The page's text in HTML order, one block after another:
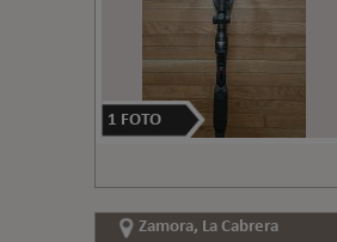
1 FOTO
Zamora, La Cabrera